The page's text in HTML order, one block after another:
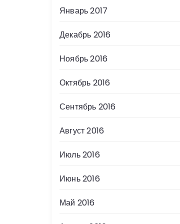
Январь 2017
Декабрь 2016
Ноябрь 2016
Октябрь 2016
Сентябрь 2016
Август 2016
Июль 2016
Июнь 2016
Май 2016